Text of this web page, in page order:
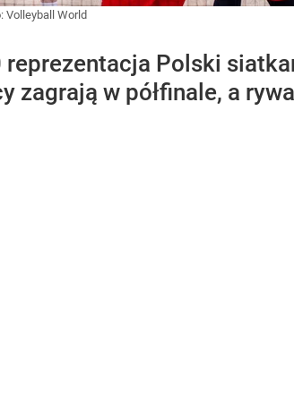
Volleyball World
reprezentacja Polski
zagrają w półfinale, a